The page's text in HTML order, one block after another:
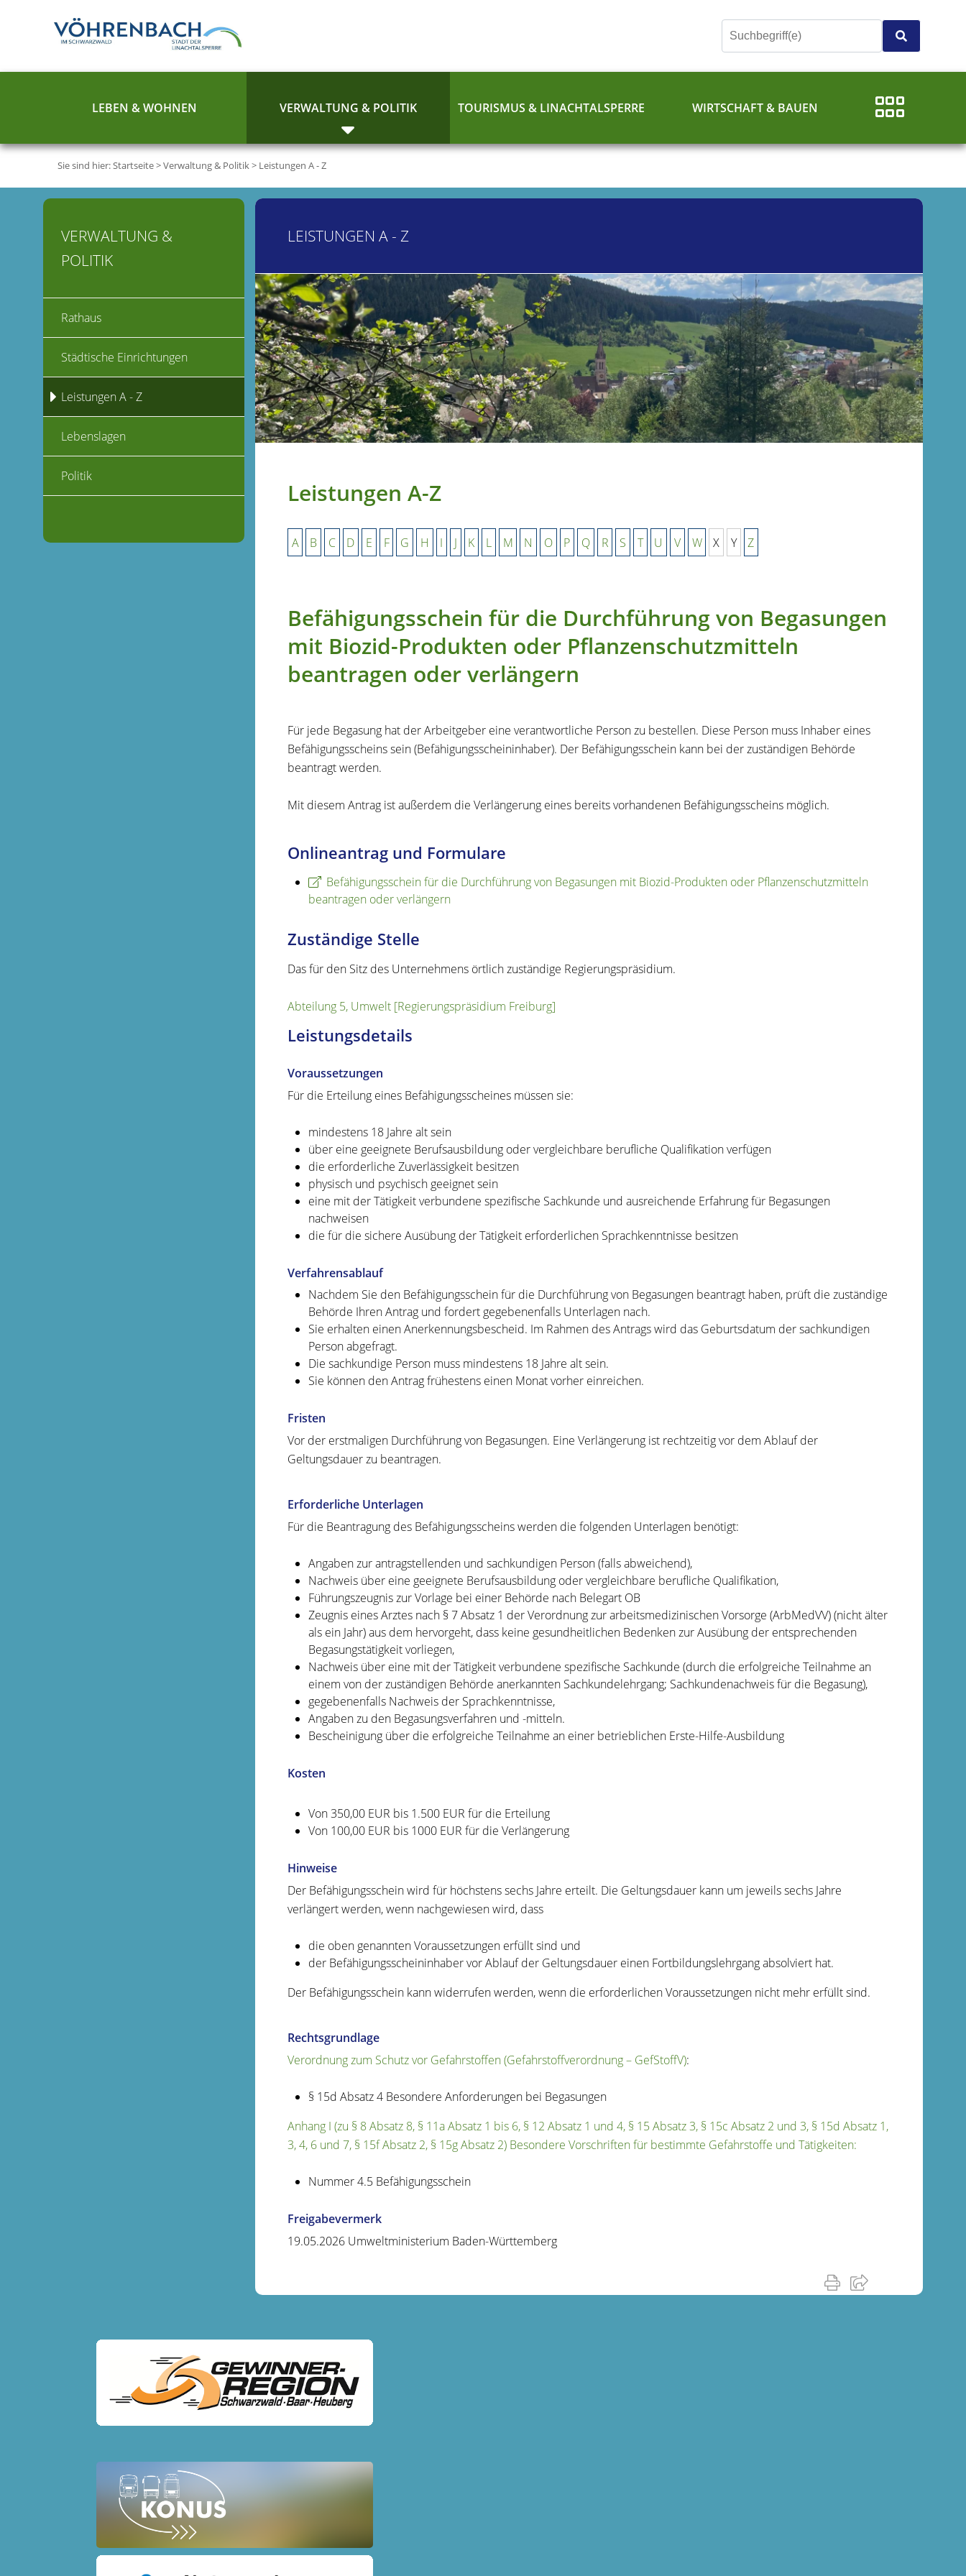
LEBEN & WOHNEN VERWALTUNG & POLITIK TOURISMUS & LINACHTALSPERRE WIRTSCHAFT & BAUEN
Sie sind hier:Startseite>Verwaltung & Politik> Leistungen A - Z
LEISTUNGEN A - Z
Leistungen A-Z
A B C D E F G H I J K L M N O P Q R S T U V W X Y Z
Befähigungsschein für die Durchführung von Begasungen
mit Biozid-Produkten oder Pflanzenschutzmitteln
beantragen oder verlängern
Für jede Begasung hat der Arbeitgeber eine verantwortliche Person zu bestellen. Diese Person muss Inhaber eines
Befähigungsscheins sein (Befähigungsscheininhaber). Der Befähigungsschein kann bei der zuständigen Behörde
beantragt werden.
Mit diesem Antrag ist außerdem die Verlängerung eines bereits vorhandenen Befähigungsscheins möglich.
Onlineantrag und Formulare
Befähigungsschein für die Durchführung von Begasungen mit Biozid-Produkten oder Pflanzenschutzmitteln
beantragen oder verlängern
Zuständige Stelle
Das für den Sitz des Unternehmens örtlich zuständige Regierungspräsidium.
Abteilung 5, Umwelt [Regierungspräsidium Freiburg]
Leistungsdetails
Voraussetzungen
Für die Erteilung eines Befähigungsscheines müssen sie:
mindestens 18 Jahre alt sein
über eine geeignete Berufsausbildung oder vergleichbare berufliche Qualifikation verfügen
die erforderliche Zuverlässigkeit besitzen
physisch und psychisch geeignet sein
eine mit der Tätigkeit verbundene spezifische Sachkunde und ausreichende Erfahrung für Begasungen
nachweisen
die für die sichere Ausübung der Tätigkeit erforderlichen Sprachkenntnisse besitzen
Verfahrensablauf
Nachdem Sie den Befähigungsschein für die Durchführung von Begasungen beantragt haben, prüft die zuständige
Behörde Ihren Antrag und fordert gegebenenfalls Unterlagen nach.
Sie erhalten einen Anerkennungsbescheid. Im Rahmen des Antrags wird das Geburtsdatum der sachkundigen
Person abgefragt.
Die sachkundige Person muss mindestens 18 Jahre alt sein.
Sie können den Antrag frühestens einen Monat vorher einreichen.
Fristen
Vor der erstmaligen Durchführung von Begasungen. Eine Verlängerung ist rechtzeitig vor dem Ablauf der
Geltungsdauer zu beantragen.
Erforderliche Unterlagen
Für die Beantragung des Befähigungsscheins werden die folgenden Unterlagen benötigt:
Angaben zur antragstellenden und sachkundigen Person (falls abweichend),
Nachweis über eine geeignete Berufsausbildung oder vergleichbare berufliche Qualifikation,
Führungszeugnis zur Vorlage bei einer Behörde nach Belegart OB
Zeugnis eines Arztes nach § 7 Absatz 1 der Verordnung zur arbeitsmedizinischen Vorsorge (ArbMedVV) (nicht älter
als ein Jahr) aus dem hervorgeht, dass keine gesundheitlichen Bedenken zur Ausübung der entsprechenden
Begasungstätigkeit vorliegen,
Nachweis über eine mit der Tätigkeit verbundene spezifische Sachkunde (durch die erfolgreiche Teilnahme an
einem von der zuständigen Behörde anerkannten Sachkundelehrgang; Sachkundenachweis für die Begasung),
gegebenenfalls Nachweis der Sprachkenntnisse,
Angaben zu den Begasungsverfahren und -mitteln.
Bescheinigung über die erfolgreiche Teilnahme an einer betrieblichen Erste-Hilfe-Ausbildung
Kosten
Von 350,00 EUR bis 1.500 EUR für die Erteilung
Von 100,00 EUR bis 1000 EUR für die Verlängerung
Hinweise
Der Befähigungsschein wird für höchstens sechs Jahre erteilt. Die Geltungsdauer kann um jeweils sechs Jahre
verlängert werden, wenn nachgewiesen wird, dass
die oben genannten Voraussetzungen erfüllt sind und
der Befähigungsscheininhaber vor Ablauf der Geltungsdauer einen Fortbildungslehrgang absolviert hat.
Der Befähigungsschein kann widerrufen werden, wenn die erforderlichen Voraussetzungen nicht mehr erfüllt sind.
Rechtsgrundlage
Verordnung zum Schutz vor Gefahrstoffen (Gefahrstoffverordnung – GefStoffV):
§ 15d Absatz 4 Besondere Anforderungen bei Begasungen
Anhang I (zu § 8 Absatz 8, § 11a Absatz 1 bis 6, § 12 Absatz 1 und 4, § 15 Absatz 3, § 15c Absatz 2 und 3, § 15d Absatz 1,
3, 4, 6 und 7, § 15f Absatz 2, § 15g Absatz 2) Besondere Vorschriften für bestimmte Gefahrstoffe und Tätigkeiten:
Nummer 4.5 Befähigungsschein
Freigabevermerk
19.05.2026 Umweltministerium Baden-Württemberg
VERWALTUNG &
POLITIK
Rathaus
Städtische Einrichtungen
Leistungen A - Z
Lebenslagen
Politik